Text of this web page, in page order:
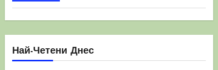
Най-Четени Днес